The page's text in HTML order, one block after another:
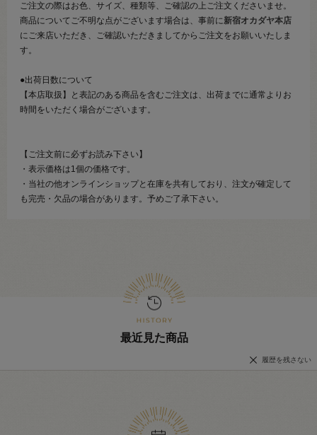
ご注文の際はお色、サイズ、種類等、ご確認の上ご注文くださいませ。
商品についてご不明な点がございます場合は、事前に新宿オカダヤ本店
にご来店いただき、ご確認いただきましてからご注文をお願いいたしま
す。
●出荷日数について
【本店取扱】と表記のある商品を含むご注文は、出荷までに通常よりお
時間をいただく場合がございます。
【ご注文前に必ずお読み下さい】
・表示価格は1個の価格です。
・当社の他オンラインショップと在庫を共有しており、注文が確定して
も完売・欠品の場合があります。予めご了承下さい。
最近見た商品
履歴を残さない